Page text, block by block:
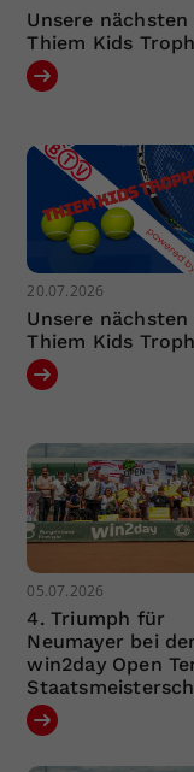
Unsere
Thiem Kids
20.07.2026
Unsere
Thiem Kids
05.07.2026
4. Triumph für
Neumayer bei
win2day Open